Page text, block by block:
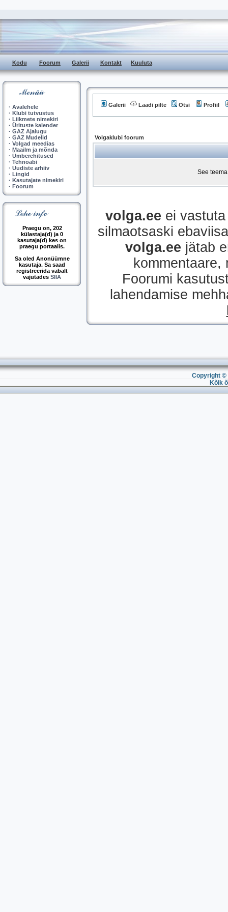
Kodu Foorum Galerii Kontakt Kuuluta
· Avalehele
· Klubi tutvustus
· Liikmete nimekiri
· Ürituste kalender
· GAZ Ajalugu
· GAZ Mudelid
· Volgad meedias
· Maailm ja mõnda
· Ümberehitused
· Tehnoabi
· Uudiste arhiiv
· Lingid
· Kasutajate nimekiri
· Foorum
Praegu on, 202
külastaja(d) ja 0
kasutaja(d) kes on
praegu portaalis.
Sa oled Anonüümne
kasutaja. Sa saad
registreerida vabalt
vajutades SIIA
Galerii Laadi pilte Otsi Profiil
Volgaklubi foorum
See
volga.ee ei
silmaotsaski
volga.ee jätab
Foorumi
lahendamise
Copyright ©
Kõik